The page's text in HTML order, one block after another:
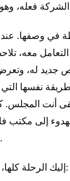
فعله،
في وصفها.
معه،
جديد له،
نفسها
أنت المجلس.
إلى مكتب
ما لم تخطط له.
إليك الرحلة كلها، بكلمات بسيطة: